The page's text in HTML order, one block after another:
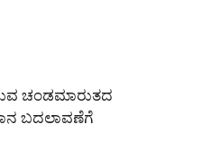
ಚಂಡಮಾರುತದ
ಬದಲಾವಣೆಗೆ